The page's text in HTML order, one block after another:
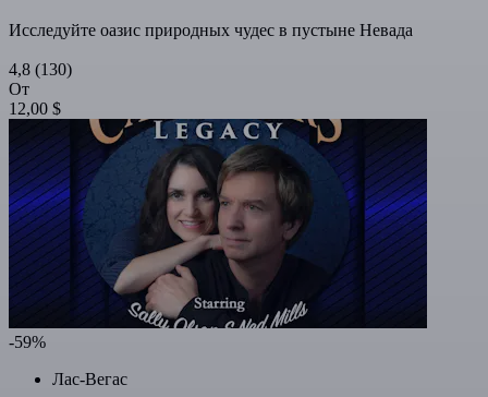
Исследуйте оазис природных чудес в пустыне Невада
4,8 (130)
От
12,00 $
-59%
Лас-Вегас